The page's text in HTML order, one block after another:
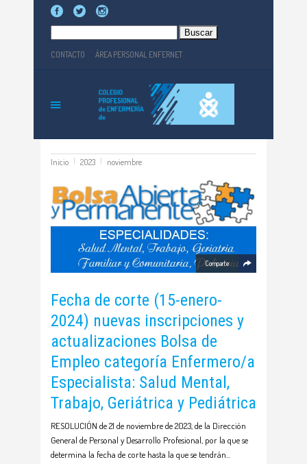
CONTACTO ÁREA PERSONAL ENFERNET
Inicio 2023 noviembre
Comparte
Fecha de corte (15-enero-
2024) nuevas inscripciones y
actualizaciones Bolsa de
Empleo categoría Enfermero/a
Especialista: Salud Mental,
Trabajo, Geriátrica y Pediátrica
RESOLUCIÓN de 21 de noviembre de 2023, de la Dirección
General de Personal y Desarrollo Profesional, por la que se
determina la fecha de corte hasta la que se tendrán